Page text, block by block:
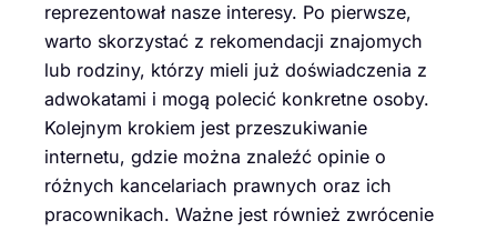
reprezentował nasze interesy. Po pierwsze,
warto skorzystać z rekomendacji znajomych
lub rodziny, którzy mieli już doświadczenia z
adwokatami i mogą polecić konkretne osoby.
Kolejnym krokiem jest przeszukiwanie
internetu, gdzie można znaleźć opinie o
różnych kancelariach prawnych oraz ich
pracownikach. Ważne jest również zwrócenie